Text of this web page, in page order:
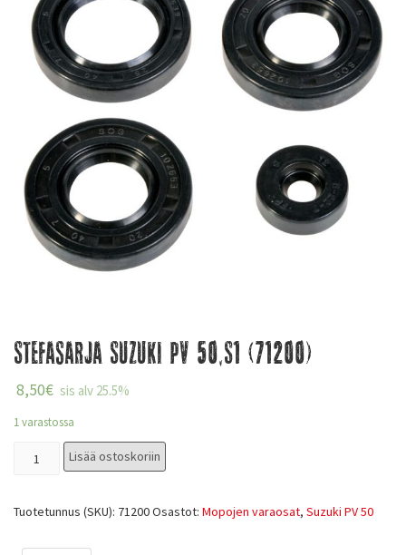
Stefasarja Suzuki Pv 50,S1 (71200)
8,50€ sis alv 25.5%
1 varastossa
Lisää ostoskoriin
Tuotetunnus (SKU): 71200Osastot: Mopojen varaosat, Suzuki PV 50